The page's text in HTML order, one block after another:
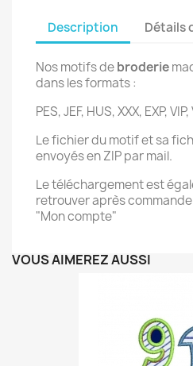
Description Détails
Nos motifs debroderie
dans les formats :
PES, JEF, HUS, XXX, EXP,
Le fichier du motif et sa
envoyés en ZIP par mail.
Le téléchargement est
retrouver après
"Mon compte"
VOUS AIMEREZ AUSSI